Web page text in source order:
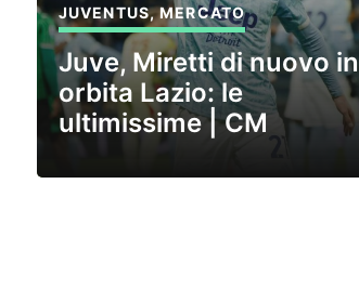
JUVENTUS,MERCATO
Juve, Miretti di nuovo in
orbita Lazio: le
ultimissime | CM